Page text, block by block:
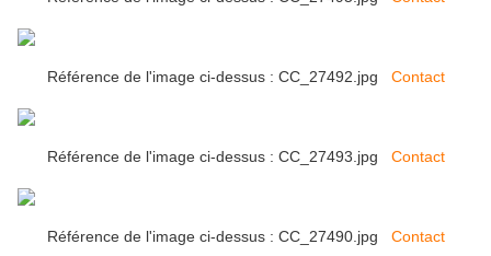
Référence de l'image ci-dessus : CC_27492.jpg Contact
Référence de l'image ci-dessus : CC_27493.jpg Contact
Référence de l'image ci-dessus : CC_27490.jpg Contact